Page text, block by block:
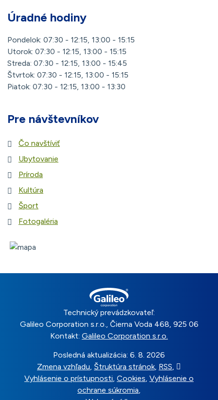
Úradné hodiny
Pondelok: 07:30 - 12:15, 13:00 - 15:15
Utorok: 07:30 - 12:15, 13:00 - 15:15
Streda: 07:30 - 12:15, 13:00 - 15:45
Štvrtok: 07:30 - 12:15, 13:00 - 15:15
Piatok: 07:30 - 12:15, 13:00 - 13:30
Pre návštevníkov
Čo navštíviť
Ubytovanie
Príroda
Kultúra
Šport
Fotogaléria
Technický prevádzkovateľ:
Galileo Corporation s.r.o., Čierna Voda 468, 925 06
Kontakt: Galileo Corporation s.r.o.
Posledná aktualizácia: 6. 8. 2026
Zmena vzhľadu, Štruktúra stránok, RSS,
Vyhlásenie o prístupnosti, Cookies, Vyhlásenie o
ochrane súkromia,